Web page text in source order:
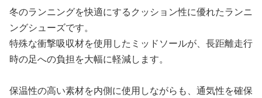
冬のランニングを快適にするクッション性に優れたランニ
ングシューズです。
特殊な衝撃吸収材を使用したミッドソールが、長距離走行
時の足への負担を大幅に軽減します。
保温性の高い素材を内側に使用しながらも、通気性を確保